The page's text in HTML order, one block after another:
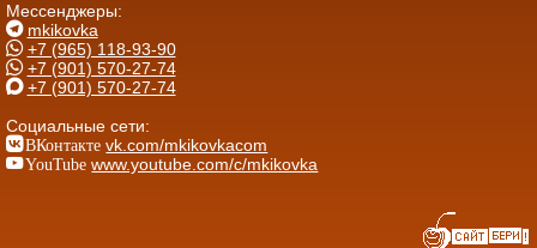
Мессенджеры:
mkikovka
+7 (965) 118-93-90
+7 (901) 570-27-74
+7 (901) 570-27-74
Социальные сети:
ВКонтакте vk.com/mkikovkacom
YouTube www.youtube.com/c/mkikovka